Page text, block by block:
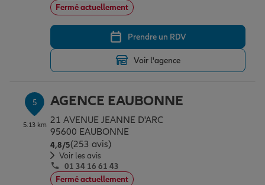
Fermé actuellement
Prendre un RDV
Voir l'agence
5
5.13 km
AGENCE EAUBONNE
21 AVENUE JEANNE D'ARC
95600 EAUBONNE
4,8/5Note de 4.8 sur 5
(253 avis)
Voir les avis
01 34 16 61 43
Fermé actuellement